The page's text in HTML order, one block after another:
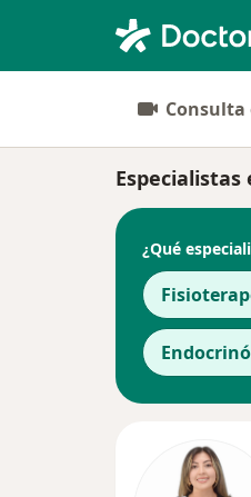
Consulta
¿Qué